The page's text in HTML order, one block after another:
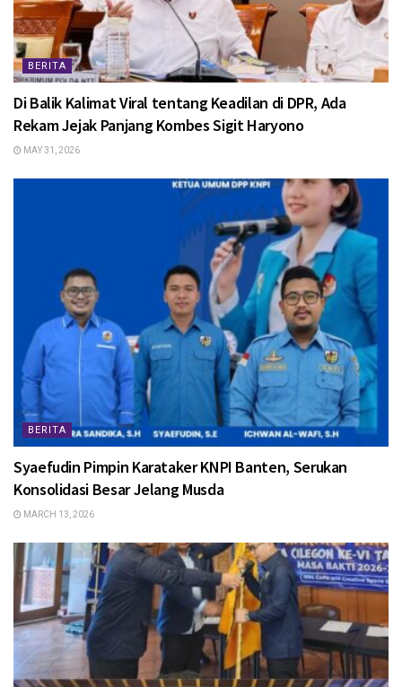
BERITA
Di Balik Kalimat Viral tentang Keadilan di DPR, Ada
Rekam Jejak Panjang Kombes Sigit Haryono
MAY 31, 2026
BERITA
Syaefudin Pimpin Karataker KNPI Banten, Serukan
Konsolidasi Besar Jelang Musda
MARCH 13, 2026